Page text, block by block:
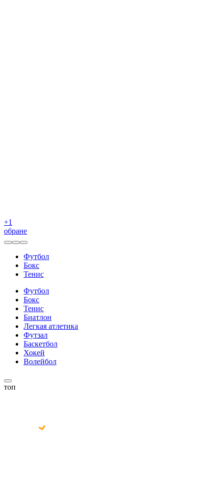
+1
обране
Футбол
Бокс
Тенис
Футбол
Бокс
Тенис
Биатлон
Легкая атлетика
Футзал
Баскетбол
Хокей
Волейбол
топ